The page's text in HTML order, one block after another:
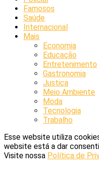
Famosos
Saúde
Internacional
Mais
Economia
Educação
Entretenimento
Gastronomia
Justiça
Meio Ambiente
Moda
Tecnologia
Trabalho
Esse website utiliza
website está a dar
Visite nossa Política de